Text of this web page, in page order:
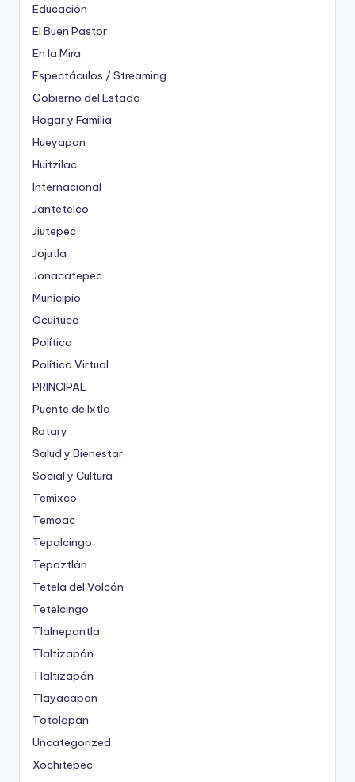
Educación
El Buen Pastor
En la Mira
Espectáculos / Streaming
Gobierno del Estado
Hogar y Familia
Hueyapan
Huitzilac
Internacional
Jantetelco
Jiutepec
Jojutla
Jonacatepec
Municipio
Ocuituco
Política
Política Virtual
PRINCIPAL
Puente de Ixtla
Rotary
Salud y Bienestar
Social y Cultura
Temixco
Temoac
Tepalcingo
Tepoztlán
Tetela del Volcán
Tetelcingo
Tlalnepantla
Tlaltizapán
Tlaltizapán
Tlayacapan
Totolapan
Uncategorized
Xochitepec